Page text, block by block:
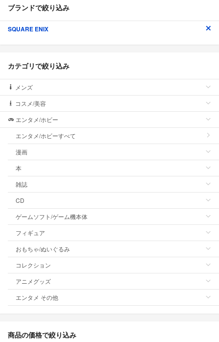
ブランドで絞り込み
SQUARE ENIX
カテゴリで絞り込み
メンズ
コスメ/美容
エンタメ/ホビー
エンタメ/ホビーすべて
漫画
本
雑誌
CD
ゲームソフト/ゲーム機本体
フィギュア
おもちゃ/ぬいぐるみ
コレクション
アニメグッズ
エンタメ その他
商品の価格で絞り込み